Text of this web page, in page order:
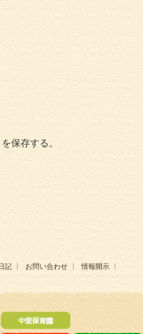
保存する。
記 お問い合わせ 情報開示